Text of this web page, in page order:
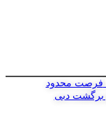
فرصت محدود
برگشت دبی